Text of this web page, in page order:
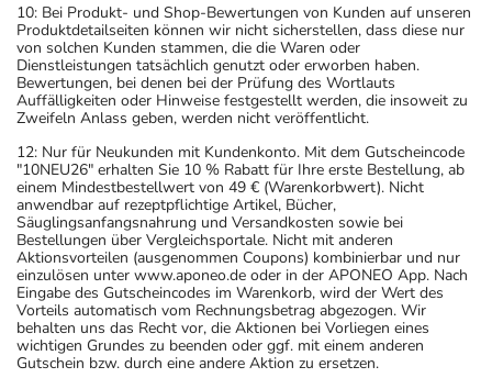
10: Bei Produkt- und Shop-Bewertungen von Kunden auf unseren
Produktdetailseiten können wir nicht sicherstellen, dass diese nur
von solchen Kunden stammen, die die Waren oder
Dienstleistungen tatsächlich genutzt oder erworben haben.
Bewertungen, bei denen bei der Prüfung des Wortlauts
Auffälligkeiten oder Hinweise festgestellt werden, die insoweit zu
Zweifeln Anlass geben, werden nicht veröffentlicht.
12: Nur für Neukunden mit Kundenkonto. Mit dem Gutscheincode
"10NEU26" erhalten Sie 10 % Rabatt für Ihre erste Bestellung, ab
einem Mindestbestellwert von 49 € (Warenkorbwert). Nicht
anwendbar auf rezeptpflichtige Artikel, Bücher,
Säuglingsanfangsnahrung und Versandkosten sowie bei
Bestellungen über Vergleichsportale. Nicht mit anderen
Aktionsvorteilen (ausgenommen Coupons) kombinierbar und nur
einzulösen unter www.aponeo.de oder in der APONEO App. Nach
Eingabe des Gutscheincodes im Warenkorb, wird der Wert des
Vorteils automatisch vom Rechnungsbetrag abgezogen. Wir
behalten uns das Recht vor, die Aktionen bei Vorliegen eines
wichtigen Grundes zu beenden oder ggf. mit einem anderen
Gutschein bzw. durch eine andere Aktion zu ersetzen.